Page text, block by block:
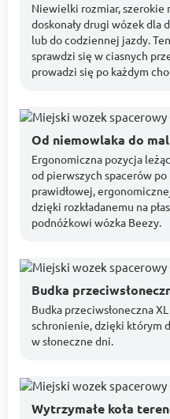
Niewielki rozmiar, szerokie
doskonały drugi wózek dla
lub do codziennej jazdy.
sprawdzi się w ciasnych
prowadzi się po każdym
Od niemowlaka do
Ergonomiczna pozycja
od pierwszych spacerów
prawidłowej,
dzięki rozkładanemu na
podnóżkowi wózka Beezy.
Budka
Budka przeciwsłoneczna
schronienie, dzięki którym
w słoneczne dni.
Wytrzymałe koła